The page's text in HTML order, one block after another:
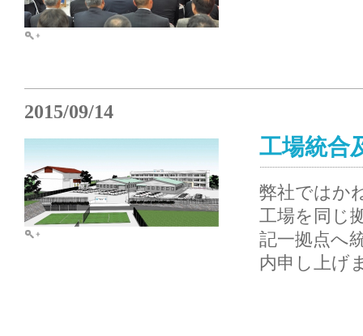
2015/09/14
工場統合
弊社ではか
工場を同じ
記一拠点へ
内申し上げ